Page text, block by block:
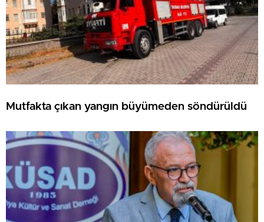
Mutfakta çıkan yangın büyümeden söndürüldü